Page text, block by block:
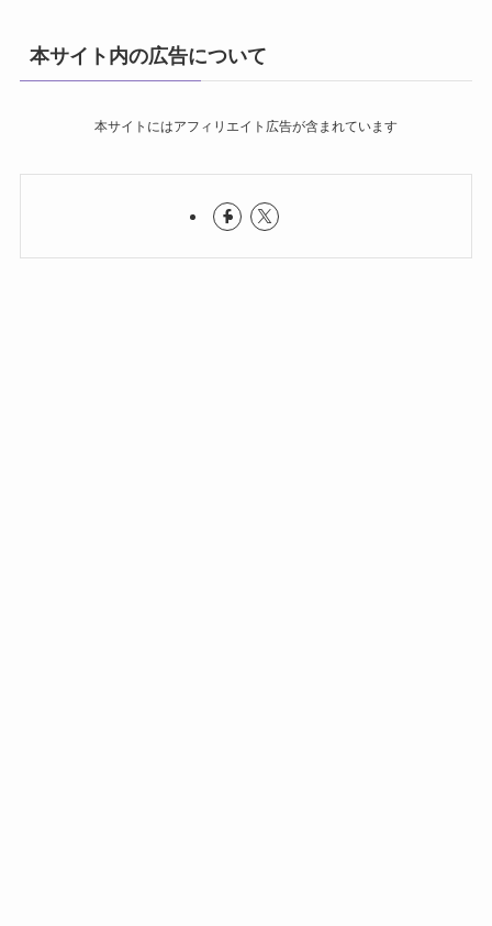
本サイト内の広告について
本サイトにはアフィリエイト広告が含まれています